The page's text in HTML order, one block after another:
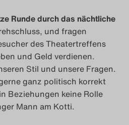
Runde durch das nächtliche
und fragen
des Theatertreffens
und Geld verdienen.
Stil und unsere Fragen.
ganz politisch korrekt
Beziehungen keine Rolle
Mann am Kotti.